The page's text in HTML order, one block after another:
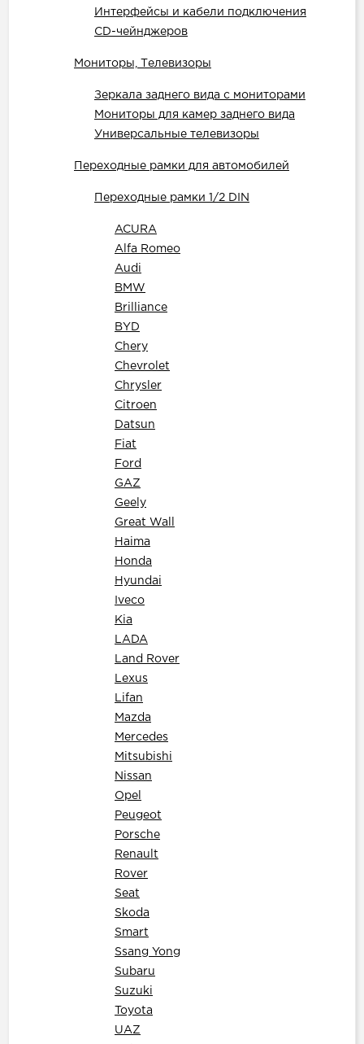
Интерфейсы и кабели подключения
CD-чейнджеров
Мониторы, Телевизоры
Зеркала заднего вида с мониторами
Мониторы для камер заднего вида
Универсальные телевизоры
Переходные рамки для автомобилей
Переходные рамки 1/2 DIN
ACURA
Alfa Romeo
Audi
BMW
Brilliance
BYD
Chery
Chevrolet
Chrysler
Citroen
Datsun
Fiat
Ford
GAZ
Geely
Great Wall
Haima
Honda
Hyundai
Iveco
Kia
LADA
Land Rover
Lexus
Lifan
Mazda
Mercedes
Mitsubishi
Nissan
Opel
Peugeot
Porsche
Renault
Rover
Seat
Skoda
Smart
Ssang Yong
Subaru
Suzuki
Toyota
UAZ